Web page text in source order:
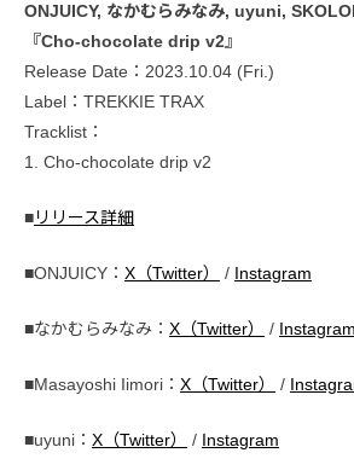
ONJUICY, なかむらみなみ, uyuni,
『Cho-chocolate drip v2』
Release Date：2023.10.04 (Fri.)
Label：TREKKIE TRAX
Tracklist：
1. Cho-chocolate drip v2
■リリース詳細
■ONJUICY： X（Twitter） / Instagram
■なかむらみなみ： X（Twitter） / Instagram
■Masayoshi Iimori： X（Twitter） /
■uyuni： X（Twitter） / Instagram